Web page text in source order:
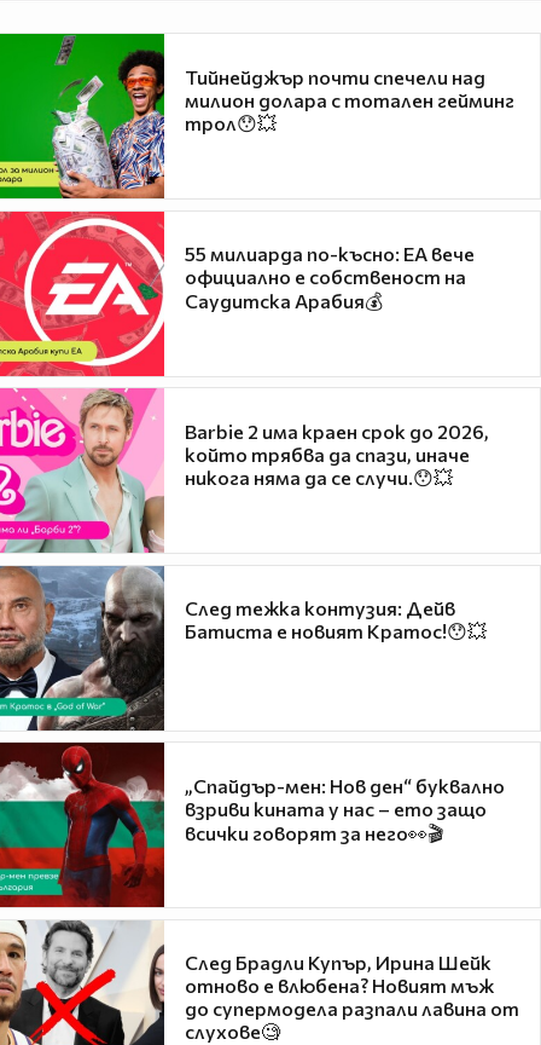
Тийнейджър почти спечели над
милион долара с тотален гейминг
трол😯💥
55 милиарда по-късно: EA вече
официално е собственост на
Саудитска Арабия💰
Barbie 2 има краен срок до 2026,
който трябва да спази, иначе
никога няма да се случи.😯💥
След тежка контузия: Дейв
Батиста е новият Кратос!😯💥
„Спайдър-мен: Нов ден“ буквално
взриви кината у нас – ето защо
всички говорят за него👀🎬
След Брадли Купър, Ирина Шейк
отново е влюбена? Новият мъж
до супермодела разпали лавина от
слухове🧐